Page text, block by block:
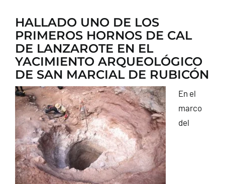
HALLADO UNO DE LOS
PRIMEROS HORNOS DE CAL
DE LANZAROTE EN EL
YACIMIENTO ARQUEOLÓGICO
DE SAN MARCIAL DE RUBICÓN
En el
marco
del